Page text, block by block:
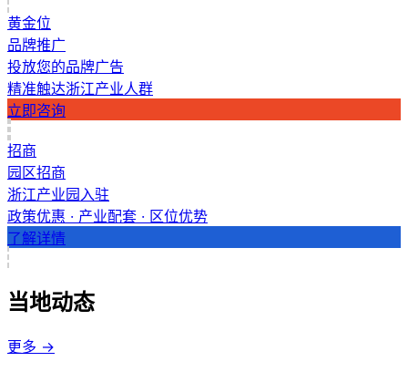
黄金位
品牌推广
投放您的品牌广告
精准触达浙江产业人群
立即咨询
招商
园区招商
浙江产业园入驻
政策优惠 · 产业配套 · 区位优势
了解详情
当地动态
更多 →